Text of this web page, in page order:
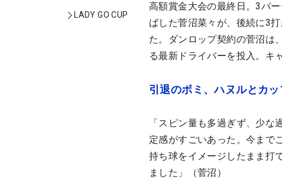
LADY GO CUP
高額賞金大会の最終日。3バ
ばした菅沼菜々が、後続に3
た。ダンロップ契約の菅沼は
る最新ドライバーを投入。キ
引退のボミ、ハヌルとカッ
「スピン量も多過ぎず、少
定感がすごいあった。今まで
持ち球をイメージしたまま打
ました」（菅沼）